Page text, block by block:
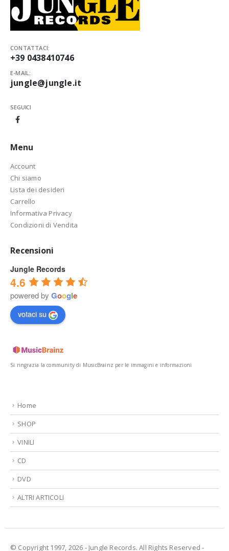
CONTATTACI:
+39 0438410746
E-MAIL:
jungle@jungle.it
SEGUICI
Menu
Account
Chi siamo
Lista dei desideri
Carrello
Informativa Privacy
Condizioni di Vendita
Recensioni
Jungle Records
4.6
powered by Google
votaci su
Si ringrazia la community di MusicBrainz per le immagini e informazioni
Home
SHOP
VINILI
CD
DVD
ALTRI ARTICOLI
© Copyright 1997, 2026 - Jungle Records. All Rights Reserved -